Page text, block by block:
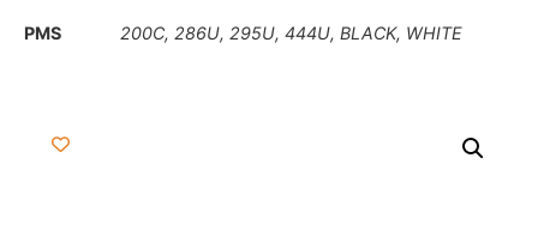
PMS 200C, 286U, 295U, 444U, BLACK, WHITE